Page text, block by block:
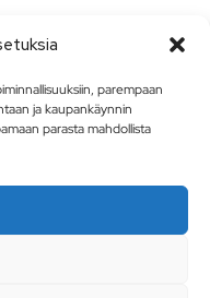
parempaan
ja kaupankäynnin
parasta mahdollista